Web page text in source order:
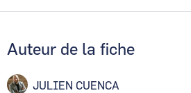
Auteur de la fiche
JULIEN CUENCA